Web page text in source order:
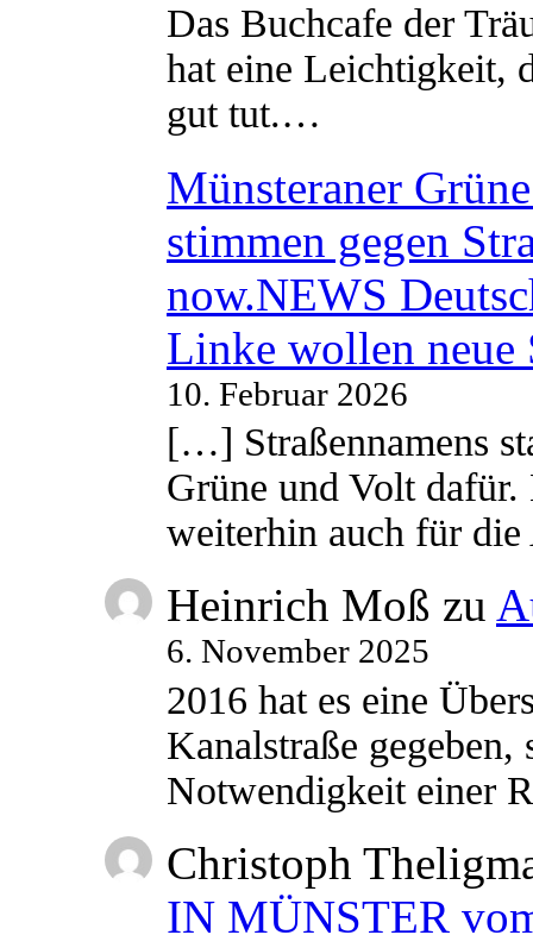
Das Buchcafe der
hat eine Leichtigkeit,
gut tut.…
Münsteraner
stimmen gegen
now.NEWS
Linke wollen neue
10. Februar 2026
[…] Straßennamens
Grüne und Volt
weiterhin auch für
Heinrich Moß zu
6. November 2025
2016 hat es eine
Kanalstraße
Notwendigkeit einer
Christoph
IN MÜNSTER